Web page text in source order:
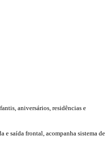
aniversários, residências e
e saída frontal, acompanha sistema de